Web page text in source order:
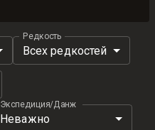
Редкость
Всех редкостей
Экспедиция/Данж
Неважно